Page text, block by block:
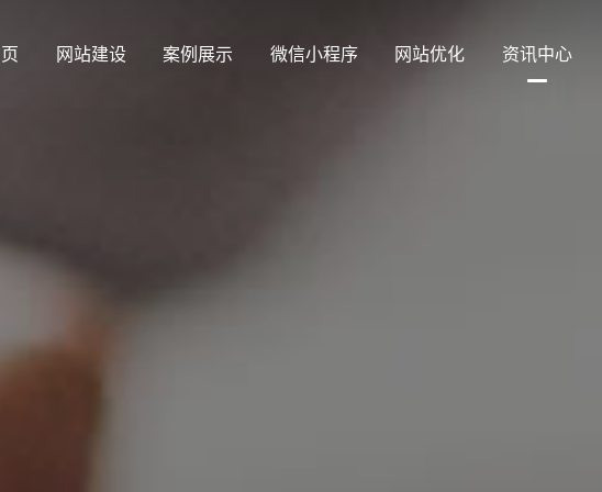
网站建设 案例展示 微信小程序 网站优化 资讯中心